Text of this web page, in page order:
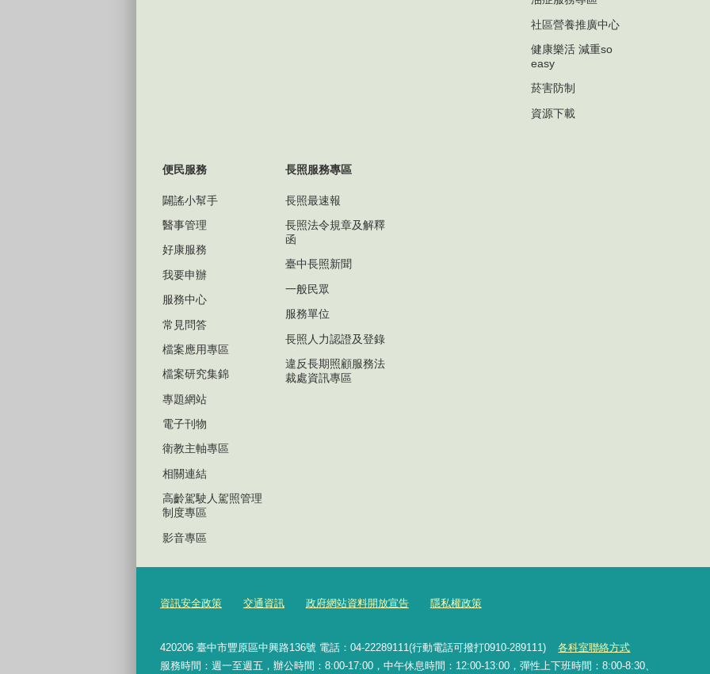
社區營養推廣中心
健康樂活 減重so
easy
菸害防制
資源下載
便民服務
闢謠小幫手
醫事管理
好康服務
我要申辦
服務中心
常見問答
檔案應用專區
檔案研究集錦
專題網站
電子刊物
衛教主軸專區
相關連結
高齡駕駛人駕照管理
制度專區
影音專區
長照服務專區
長照最速報
長照法令規章及解釋
函
臺中長照新聞
一般民眾
服務單位
長照人力認證及登錄
違反長期照顧服務法
裁處資訊專區
資訊安全政策 交通資訊 政府網站資料開放宣告 隱私權政策
420206 臺中市豐原區中興路136號 電話：04-22289111(行動電話可撥打0910-289111)
各科室聯絡方式
服務時間：週一至週五，辦公時間：8:00-17:00，中午休息時間：12:00-13:00，彈性上下班時間：8:00-8:30、